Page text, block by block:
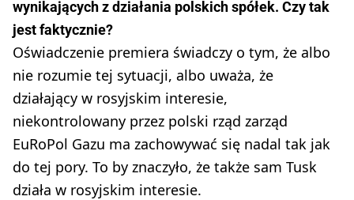
wynikających z działania polskich spółek. Czy tak
jest faktycznie?
Oświadczenie premiera świadczy o tym, że albo
nie rozumie tej sytuacji, albo uważa, że
działający w rosyjskim interesie,
niekontrolowany przez polski rząd zarząd
EuRoPol Gazu ma zachowywać się nadal tak jak
do tej pory. To by znaczyło, że także sam Tusk
działa w rosyjskim interesie.